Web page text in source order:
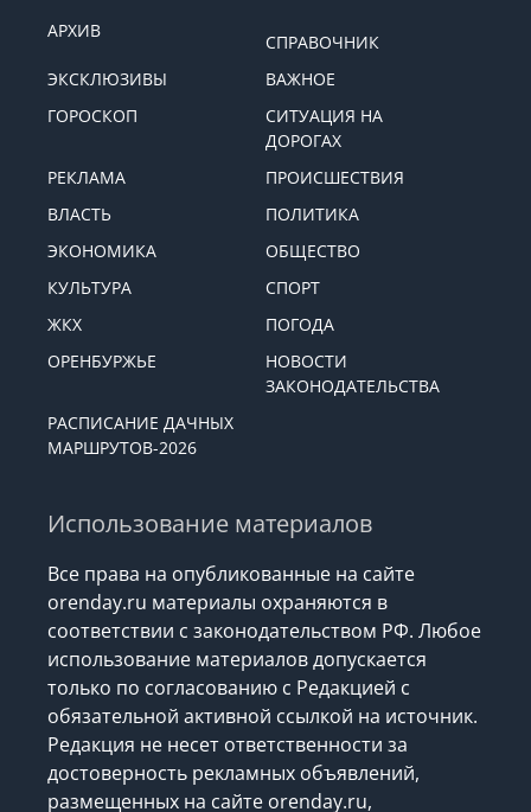
АРХИВ
СПРАВОЧНИК
ЭКСКЛЮЗИВЫ
ВАЖНОЕ
ГОРОСКОП
СИТУАЦИЯ НА
ДОРОГАХ
РЕКЛАМА
ПРОИСШЕСТВИЯ
ВЛАСТЬ
ПОЛИТИКА
ЭКОНОМИКА
ОБЩЕСТВО
КУЛЬТУРА
СПОРТ
ЖКХ
ПОГОДА
ОРЕНБУРЖЬЕ
НОВОСТИ
ЗАКОНОДАТЕЛЬСТВА
РАСПИСАНИЕ ДАЧНЫХ
МАРШРУТОВ-2026
Использование материалов
Все права на опубликованные на сайте
orenday.ru материалы охраняются в
соответствии с законодательством РФ. Любое
использование материалов допускается
только по согласованию с Редакцией с
обязательной активной ссылкой на источник.
Редакция не несет ответственности за
достоверность рекламных объявлений,
размещенных на сайте orenday.ru,